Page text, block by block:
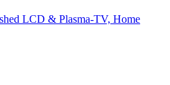
LCD & Plasma-TV, Home